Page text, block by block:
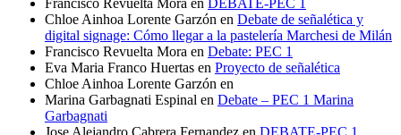
Francisco Revuelta Mora en DEBATE-PEC 1
Chloe Ainhoa Lorente Garzón en Debate de señalética y
digital signage: Cómo llegar a la pastelería Marchesi de Milán
Francisco Revuelta Mora en Debate: PEC 1
Eva Maria Franco Huertas en Proyecto de señalética
Chloe Ainhoa Lorente Garzón en
Marina Garbagnati Espinal en Debate – PEC 1 Marina
Garbagnati